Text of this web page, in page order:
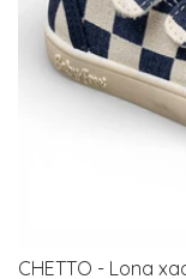
CHETTO - Lona